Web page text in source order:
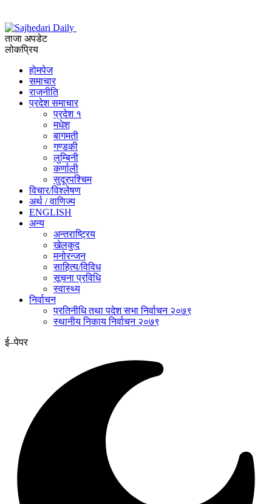
ताजा अपडेट
लोकप्रिय
होमपेज
समाचार
राजनीति
प्रदेश समाचार
प्रदेश १
मधेश
बागमती
गण्डकी
लुम्बिनी
कर्णाली
सुदूरपश्चिम
विचार/विश्‍लेषण
अर्थ / वाणिज्य
ENGLISH
अन्य
अन्तराष्ट्रिय
खेलकुद
मनोरन्जन
साहित्य/विविध
सूचना प्रविधि
स्वास्थ्य
निर्वाचन
प्रतिनीधि तथा पदेश सभा निर्वाचन २०७९
स्थानीय निकाय निर्वाचन २०७९
ई–पेपर